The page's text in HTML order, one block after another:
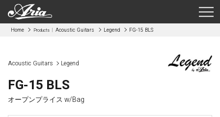
Home Products Acoustic Guitars Legend FG-15 BLS
Acoustic Guitars Legend
FG-15 BLS
オープンプライス w/Bag